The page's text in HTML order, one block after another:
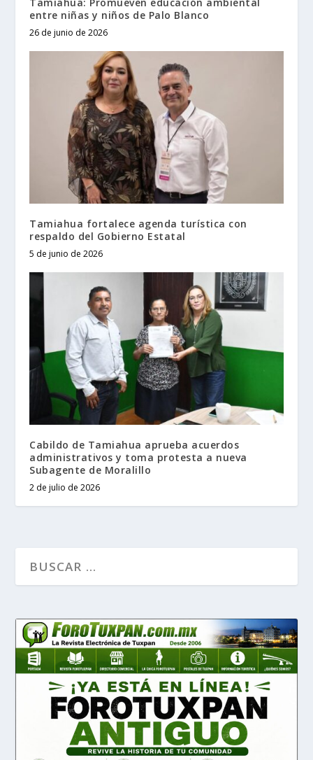
Tamiahua: Promueven educación ambiental
entre niñas y niños de Palo Blanco
26 de junio de 2026
Tamiahua fortalece agenda turística con
respaldo del Gobierno Estatal
5 de junio de 2026
Cabildo de Tamiahua aprueba acuerdos
administrativos y toma protesta a nueva
Subagente de Moralillo
2 de julio de 2026